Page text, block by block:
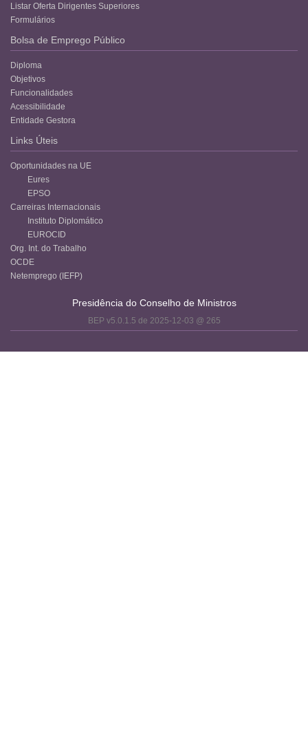
Listar Oferta Dirigentes Superiores
Formulários
Bolsa de Emprego Público
Diploma
Objetivos
Funcionalidades
Acessibilidade
Entidade Gestora
Links Úteis
Oportunidades na UE
Eures
EPSO
Carreiras Internacionais
Instituto Diplomático
EUROCID
Org. Int. do Trabalho
OCDE
Netemprego (IEFP)
Presidência do Conselho de Ministros
BEP v5.0.1.5 de 2025-12-03 @ 265